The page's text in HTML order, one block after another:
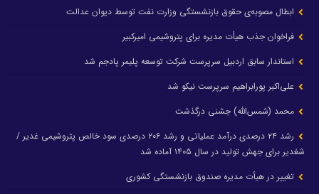
ابطال مصوبه‌ی حقوق بازنشستگی وزارت نفت توسط دیوان عدالت
فراخوان جذب هیأت مدیره برای پتروشیمی امیرکبیر
استاندار سابق اردبیل سرپرست شرکت توسعه پلیمر پادجم شد
علی‌اکبر پورابراهیم سرپرست نیکو شد
محمد (شمس‌الله) جشنی درگذشت
رشد ۲۴ درصدی درآمد عملیاتی و رشد ۲۰۶ درصدی سود خالص پتروشیمی غدیر /
شغدیر برای جهش تولید در سال ۱۴۰۵ آماده شد
تغییر در هیأت مدیره صندوق بازنشستگی کشوری